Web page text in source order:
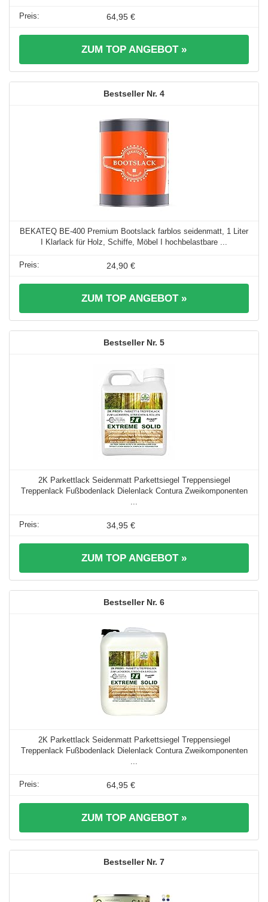
64,95 €
ZUM TOP ANGEBOT »
4
BEKATEQ BE-400 Premium Bootslack farblos seidenmatt, 1 Liter
I Klarlack für Holz, Schiffe, Möbel I hochbelastbare ...
24,90 €
ZUM TOP ANGEBOT »
5
2K Parkettlack Seidenmatt Parkettsiegel Treppensiegel
Treppenlack Fußbodenlack Dielenlack Contura Zweikomponenten
34,95 €
ZUM TOP ANGEBOT »
6
2K Parkettlack Seidenmatt Parkettsiegel Treppensiegel
Treppenlack Fußbodenlack Dielenlack Contura Zweikomponenten
64,95 €
ZUM TOP ANGEBOT »
7